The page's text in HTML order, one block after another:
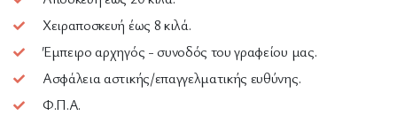
Χειραποσκευή έως 8 κιλά.
Έμπειρο αρχηγός - συνοδός του γραφείου μας.
Ασφάλεια αστικής/επαγγελματικής ευθύνης.
Φ.Π.Α.